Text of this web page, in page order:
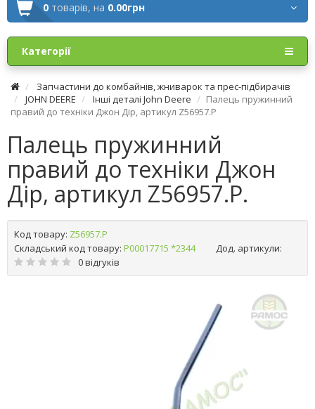
0 товарів, на 0.00грн
Категорії
Запчастини до комбайнів, жниварок та прес-підбирачів
JOHN DEERE
Інші деталі John Deere
Палець пружинний
правий до техніки Джон Дір, артикул Z56957.P
Палець пружинний
правий до техніки Джон
Дір, артикул Z56957.P.
Код товару: Z56957.P
Складський код товару: Р00017715 *2344
Дод. артикули:
0 відгуків